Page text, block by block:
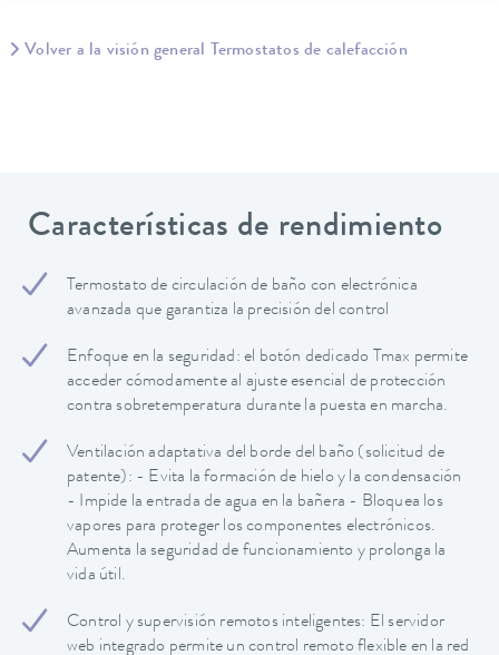
Volver a la visión general Termostatos de calefacción
Características de rendimiento
Termostato de circulación de baño con electrónica
avanzada que garantiza la precisión del control
Enfoque en la seguridad: el botón dedicado Tmax permite
acceder cómodamente al ajuste esencial de protección
contra sobretemperatura durante la puesta en marcha.
Ventilación adaptativa del borde del baño (solicitud de
patente): - Evita la formación de hielo y la condensación
- Impide la entrada de agua en la bañera - Bloquea los
vapores para proteger los componentes electrónicos.
Aumenta la seguridad de funcionamiento y prolonga la
vida útil.
Control y supervisión remotos inteligentes: El servidor
web integrado permite un control remoto flexible en la red